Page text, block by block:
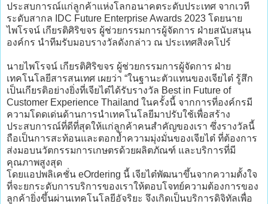
ประสบการณ์แก่ลูกค้าแห่งโลกอนาคตระดับประเทศ จากเวที
ระดับสากล IDC Future Enterprise Awards 2023 โดยนาย
ไพโรจน์ เกียรติศิริขจร ผู้ช่วยกรรมการผู้จัดการ ฝ่ายสนับสนุน
องค์กร นำทีมรับมอบรางวัลดังกล่าว ณ ประเทศสิงคโปร์
นายไพโรจน์ เกียรติศิริขจร ผู้ช่วยกรรมการผู้จัดการ ฝ่าย
เทคโนโลยีสารสนเทศ เผยว่า “ในฐานะตัวแทนของเจียไต๋ รู้สึก
เป็นเกียรติอย่างยิ่งที่เจียไต๋ได้รับรางวัล Best in Future of
Customer Experience Thailand ในครั้งนี้ จากการที่องค์กรมี
ความโดดเด่นด้านการนำเทคโนโลยีมาปรับใช้เพื่อสร้าง
ประสบการณ์ที่ดีที่สุดให้แก่ลูกค้าคนสำคัญของเรา ซึ่งรางวัลนี้
ถือเป็นการสะท้อนและตอกย้ำความมุ่งมั่นของเจียไต๋ ที่ต้องการ
ส่งมอบนวัตกรรมการเกษตรด้วยผลิตภัณฑ์ และบริการที่มี
คุณภาพสูงสุด
โดยแอปพลิเคชั่น eOrdering นี้ เจียไต๋พัฒนาขึ้นจากความตั้งใจ
ที่จะยกระดับการบริการของเราให้ตอบโจทย์ความต้องการของ
ลูกค้ายิ่งขึ้นผ่านเทคโนโลยีอัจริยะ จึงเกิดเป็นบริการดิจิทัลเพื่อ